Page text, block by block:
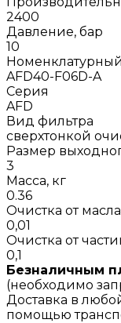
2400
Давление, бар
10
AFD40-F06D-A
Серия
AFD
Вид фильтра
сверхтонкой
Размер
3
Масса, кг
0.36
Очистка от
0,01
Очистка от
0,1
Безналичным
(необходимо
Доставка в
помощью